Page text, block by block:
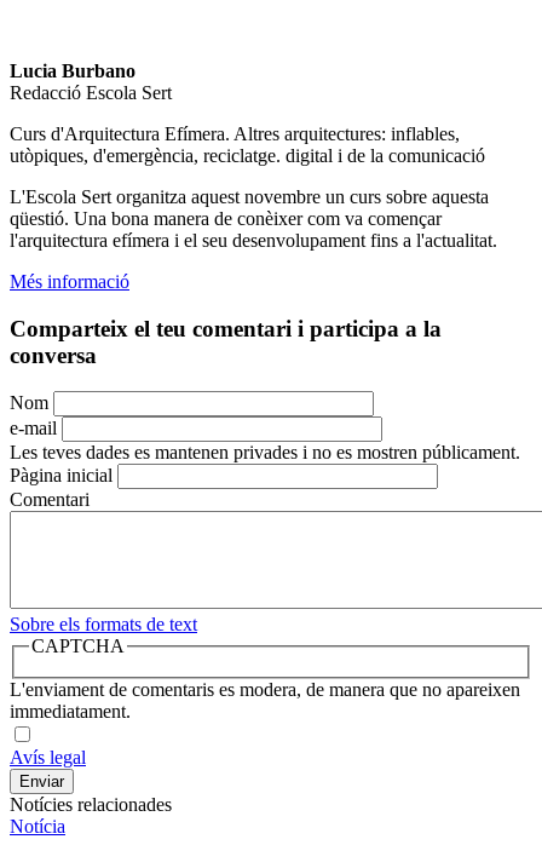
Lucia Burbano
Redacció Escola Sert
Curs d'Arquitectura Efímera. Altres arquitectures: inflables,
utòpiques, d'emergència, reciclatge. digital i de la comunicació
L'Escola Sert organitza aquest novembre un curs sobre aquesta
qüestió. Una bona manera de conèixer com va començar
l'arquitectura efímera i el seu desenvolupament fins a l'actualitat.
Més informació
Comparteix el teu comentari i participa a la
conversa
Nom
e-mail
Les teves dades es mantenen privades i no es mostren públicament.
Pàgina inicial
Comentari
Sobre els formats de text
CAPTCHA
L'enviament de comentaris es modera, de manera que no apareixen
immediatament.
Avís legal
Notícies relacionades
Notícia